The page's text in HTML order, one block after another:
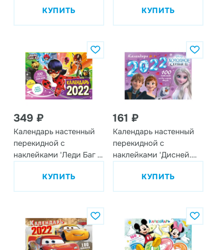
КУПИТЬ КУПИТЬ
349 ₽
Календарь настенный
перекидной с
наклейками 'Леди Баг и
КУПИТЬ
161 ₽
Календарь настенный
перекидной с
наклейками 'Дисней.
2022 годКУПИТЬ